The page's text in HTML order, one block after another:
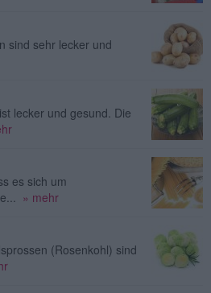
sind sehr lecker und
lecker und gesund. Die
es sich um
» mehr
(Rosenkohl) sind